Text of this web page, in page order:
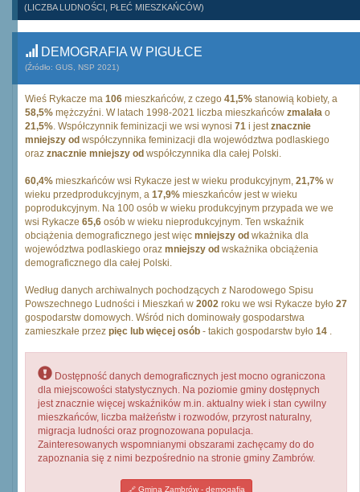
(LICZBA LUDNOŚCI, PŁEĆ MIESZKAŃCÓW)
DEMOGRAFIA W PIGUŁCE
(Źródło: GUS, NSP 2021)
Wieś Rykacze ma 106 mieszkańców, z czego 41,5% stanowią kobiety, a
58,5% mężczyźni. W latach 1998-2021 liczba mieszkańców zmalała o
21,5%. Współczynnik feminizacji we wsi wynosi 71 i jestznacznie
mniejszy od współczynnika feminizacji dla województwa podlaskiego
oraz znacznie mniejszy od współczynnika dla całej Polski.
60,4% mieszkańców wsi Rykacze jest w wieku produkcyjnym, 21,7% w
wieku przedprodukcyjnym, a 17,9% mieszkańców jest w wieku
poprodukcyjnym. Na 100 osób w wieku produkcyjnym przypada we we
wsi Rykacze 65,6 osób w wieku nieprodukcyjnym. Ten wskaźnik
obciążenia demograficznego jest więc mniejszy od wkażnika dla
województwa podlaskiego oraz mniejszy od wskażnika obciążenia
demograficznego dla całej Polski.
Według danych archiwalnych pochodzących z Narodowego Spisu
Powszechnego Ludności i Mieszkań w 2002 roku we wsi Rykacze było 27
gospodarstw domowych. Wśród nich dominowały gospodarstwa
zamieszkałe przez pięc lub więcej osób - takich gospodarstw było 14 .
Dostępność danych demograficznych jest mocno ograniczona
dla miejscowości statystycznych. Na poziomie gminy dostępnych
jest znacznie więcej wskaźników m.in. aktualny wiek i stan cywilny
mieszkańców, liczba małżeństw i rozwodów, przyrost naturalny,
migracja ludności oraz prognozowana populacja.
Zainteresowanych wspomnianymi obszarami zachęcamy do do
zapoznania się z nimi bezpośrednio na stronie gminy Zambrów.
Gmina Zambrów - demogafia